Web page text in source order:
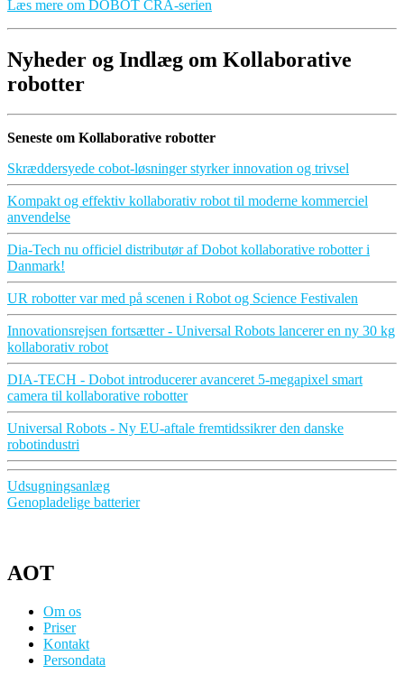
Læs mere om DOBOT CRA-serien
Nyheder og Indlæg om Kollaborative
robotter
Seneste om Kollaborative robotter
Skræddersyede cobot-løsninger styrker innovation og trivsel
Kompakt og effektiv kollaborativ robot til moderne kommerciel
anvendelse
Dia-Tech nu officiel distributør af Dobot kollaborative robotter i
Danmark!
UR robotter var med på scenen i Robot og Science Festivalen
Innovationsrejsen fortsætter - Universal Robots lancerer en ny 30 kg
kollaborativ robot
DIA-TECH - Dobot introducerer avanceret 5-megapixel smart
camera til kollaborative robotter
Universal Robots - Ny EU-aftale fremtidssikrer den danske
robotindustri
Indlægsnavigation
Udsugningsanlæg
Genopladelige batterier
AOT
Om os
Priser
Kontakt
Persondata